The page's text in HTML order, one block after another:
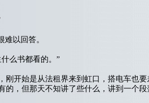
以回答。
么书都看的。”
开始是从法租界来到虹口，搭电车也要
的，但那天不知讲了些什么，讲到一个